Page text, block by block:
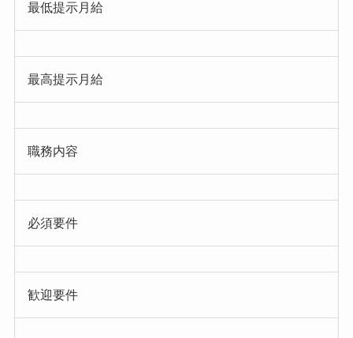
最低提示月給
最高提示月給
職務内容
必須要件
歓迎要件